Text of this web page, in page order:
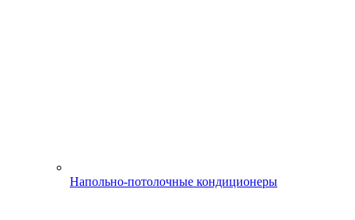
Напольно-потолочные кондиционеры